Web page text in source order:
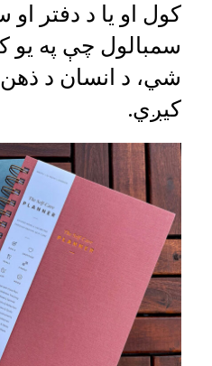
کول او يا د دفتر او
سمبالول چې په یو
شي، د انسان د
کیږي.